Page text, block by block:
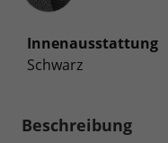
Innenausstattung
Schwarz
Beschreibung